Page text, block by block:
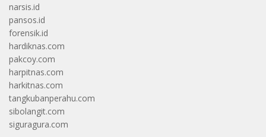
narsis.id
pansos.id
forensik.id
hardiknas.com
pakcoy.com
harpitnas.com
harkitnas.com
tangkubanperahu.com
sibolangit.com
siguragura.com